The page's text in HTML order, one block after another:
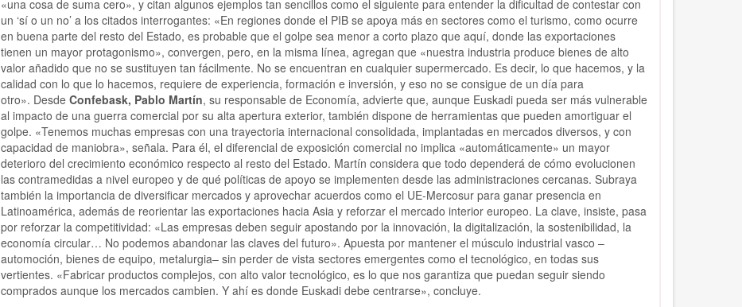
«una cosa de suma cero», y citan algunos ejemplos tan sencillos como el siguiente para entender la dificultad de contestar con
un ‘sí o un no’ a los citados interrogantes: «En regiones donde el PIB se apoya más en sectores como el turismo, como ocurre
en buena parte del resto del Estado, es probable que el golpe sea menor a corto plazo que aquí, donde las exportaciones
tienen un mayor protagonismo», convergen, pero, en la misma línea, agregan que «nuestra industria produce bienes de alto
valor añadido que no se sustituyen tan fácilmente. No se encuentran en cualquier supermercado. Es decir, lo que hacemos, y la
calidad con lo que lo hacemos, requiere de experiencia, formación e inversión, y eso no se consigue de un día para
otro». Desde Confebask, Pablo Martín, su responsable de Economía, advierte que, aunque Euskadi pueda ser más vulnerable
al impacto de una guerra comercial por su alta apertura exterior, también dispone de herramientas que pueden amortiguar el
golpe. «Tenemos muchas empresas con una trayectoria internacional consolidada, implantadas en mercados diversos, y con
capacidad de maniobra», señala. Para él, el diferencial de exposición comercial no implica «automáticamente» un mayor
deterioro del crecimiento económico respecto al resto del Estado. Martín considera que todo dependerá de cómo evolucionen
las contramedidas a nivel europeo y de qué políticas de apoyo se implementen desde las administraciones cercanas. Subraya
también la importancia de diversificar mercados y aprovechar acuerdos como el UE-Mercosur para ganar presencia en
Latinoamérica, además de reorientar las exportaciones hacia Asia y reforzar el mercado interior europeo. La clave, insiste, pasa
por reforzar la competitividad: «Las empresas deben seguir apostando por la innovación, la digitalización, la sostenibilidad, la
economía circular… No podemos abandonar las claves del futuro». Apuesta por mantener el músculo industrial vasco –
automoción, bienes de equipo, metalurgia– sin perder de vista sectores emergentes como el tecnológico, en todas sus
vertientes. «Fabricar productos complejos, con alto valor tecnológico, es lo que nos garantiza que puedan seguir siendo
comprados aunque los mercados cambien. Y ahí es donde Euskadi debe centrarse», concluye.